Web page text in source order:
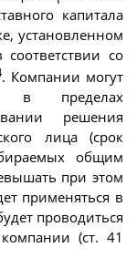
капитала
установленном
со
. Компании могут
в пределах
решения
лица (срок
общим
при этом
применяться в
проводиться
(ст. 41